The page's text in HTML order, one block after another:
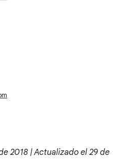
2018 | Actualizado el 29 de